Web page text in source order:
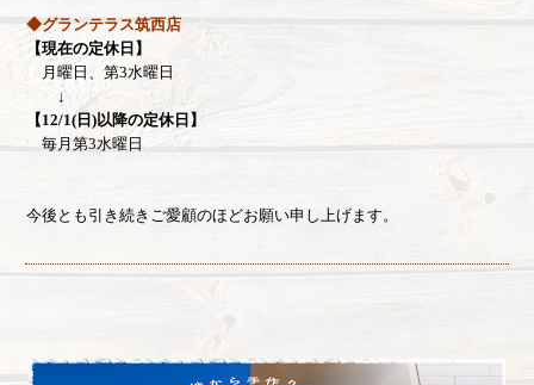
◆グランテラス筑西店
【現在の定休日】
月曜日、第3水曜日
↓
【12/1(日)以降の定休日】
毎月第3水曜日
今後とも引き続きご愛顧のほどお願い申し上げます。